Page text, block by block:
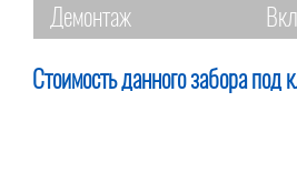
Демонтаж
Стоимость данного забора под